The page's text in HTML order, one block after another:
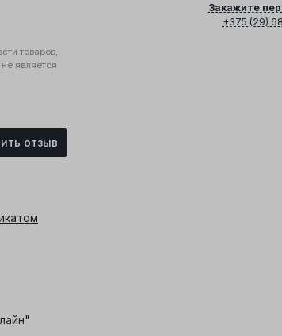
Закажите
+375 (29)
товаров,
является
отзыв